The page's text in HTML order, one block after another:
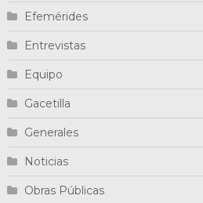
Efemérides
Entrevistas
Equipo
Gacetilla
Generales
Noticias
Obras Públicas